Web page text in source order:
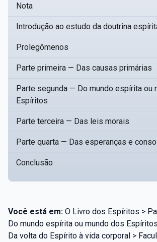
Nota
Introdução ao estudo da doutrina
Prolegômenos
Parte primeira — Das causas primárias
Parte segunda — Do mundo espírita ou
Espíritos
Parte terceira — Das leis morais
Parte quarta — Das esperanças e
Conclusão
Você está em: O Livro dos Espíritos >
Do mundo espírita ou mundo dos
Da volta do Espírito à vida corporal >